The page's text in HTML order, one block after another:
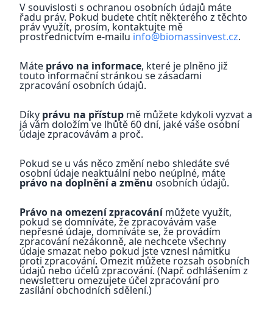
V souvislosti s ochranou osobních údajů máte
řadu práv. Pokud budete chtít některého z těchto
práv využít, prosím, kontaktujte mě
prostřednictvím e-mailu info@biomassinvest.cz.
Máte právo na informace, které je plněno již
touto informační stránkou se zásadami
zpracování osobních údajů.
Díky právu na přístup mě můžete kdykoli vyzvat a
já vám doložím ve lhůtě 60 dní, jaké vaše osobní
údaje zpracovávám a proč.
Pokud se u vás něco změní nebo shledáte své
osobní údaje neaktuální nebo neúplné, máte
právo na doplnění a změnu osobních údajů.
Právo na omezení zpracovánímůžete využít,
pokud se domníváte, že zpracovávám vaše
nepřesné údaje, domníváte se, že provádím
zpracování nezákonně, ale nechcete všechny
údaje smazat nebo pokud jste vznesl námitku
proti zpracování. Omezit můžete rozsah osobních
údajů nebo účelů zpracování. (Např. odhlášením z
newsletteru omezujete účel zpracování pro
zasílání obchodních sdělení.)